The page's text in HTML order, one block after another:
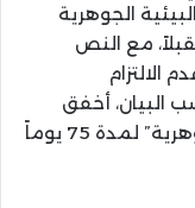
الجوهرية
مع النص
الالتزام
31 مايو 2024. وبحسب البيان، أخفق
البنك في استيفاء متطلب “تقييم الجوهرية” لمدة 75 يوماً